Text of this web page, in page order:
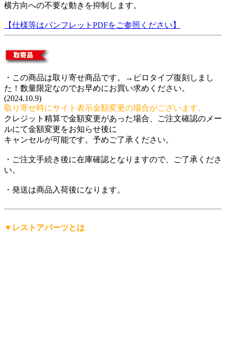
横方向への不要な動きを抑制します。
【仕様等はパンフレットPDFをご参照ください】
・この商品は取り寄せ商品です。→ピロタイプ復刻しまし
た！数量限定なのでお早めにお買い求めください。
(2024.10.9)
取り寄せ時にサイト表示金額変更の場合がございます。
クレジット精算で金額変更があった場合、ご注文確認のメー
ルにて金額変更をお知らせ後に
キャンセルが可能です。予めご了承ください。
・ご注文手続き後に在庫確認となりますので、ご了承くださ
い。
・発送は商品入荷後になります。
▼レストアパーツとは